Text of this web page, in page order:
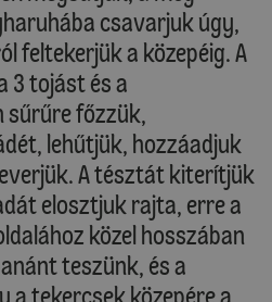
csavarjuk úgy,
feltekerjük a közepéig. A
3 tojást és a
főzzük,
lehűtjük, hozzáadjuk
A tésztát kiterítjük
elosztjuk rajta, erre a
közel hosszában
teszünk, és a